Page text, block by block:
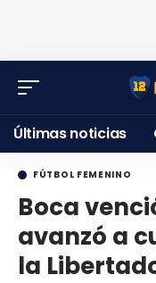
Últimas noticias
FÚTBOL FEMENINO
Boca
avanzó a
la